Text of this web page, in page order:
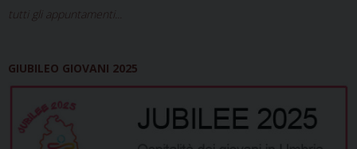
tutti gli appuntamenti...
GIUBILEO GIOVANI 2025